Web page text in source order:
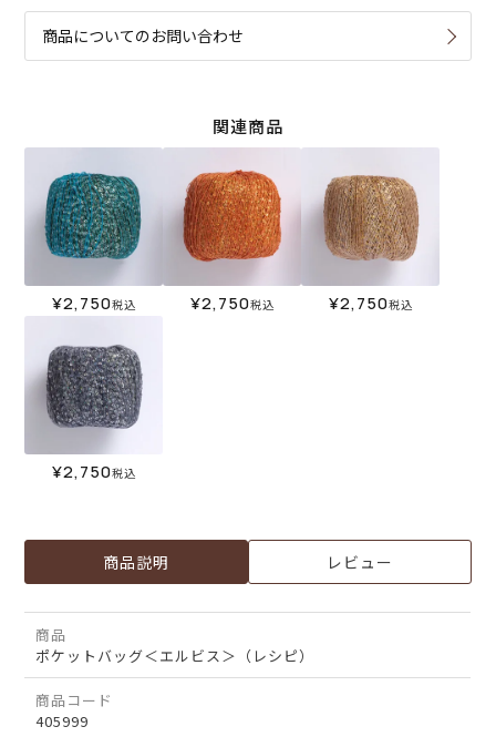
商品についてのお問い合わせ
関連商品
¥2,750税込 ¥2,750税込 ¥2,750税込
¥2,750税込
商品説明 レビュー
商品
ポケットバッグ＜エルビス＞（レシピ）
商品コード
405999